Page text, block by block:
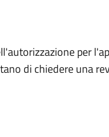
per
di chiedere una